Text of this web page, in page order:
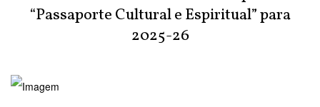
“Passaporte Cultural e Espiritual” para
2025-26